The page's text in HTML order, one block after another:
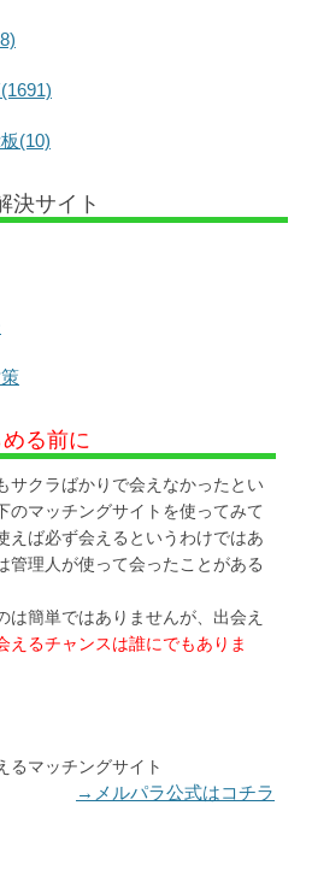
(10)
決サイト
る前に
サクラばかりで会えなかったとい
のマッチングサイトを使ってみて
えば必ず会えるというわけではあ
管理人が使って会ったことがある
は簡単ではありませんが、出会え
えるチャンスは誰にでもありま
るマッチングサイト
→メルパラ公式はコチラ